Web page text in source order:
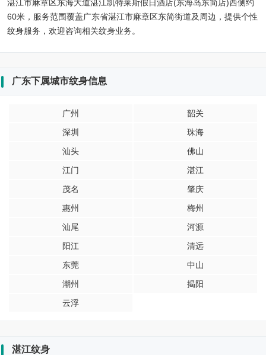
湛江市麻章区东海大道湛江凯特莱斯假日酒店(东海岛东简店)西侧约
60米，服务范围覆盖广东省湛江市麻章区东简街道及周边，提供个性
纹身服务，欢迎咨询相关纹身业务。
广东下属城市纹身信息
广州
韶关
深圳
珠海
汕头
佛山
江门
湛江
茂名
肇庆
惠州
梅州
汕尾
河源
阳江
清远
东莞
中山
潮州
揭阳
云浮
湛江纹身